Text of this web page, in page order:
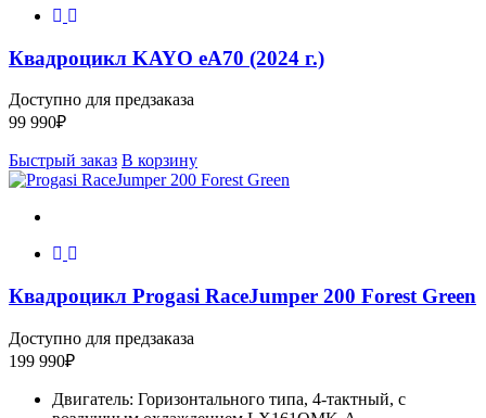
Квадроцикл KAYO еA70 (2024 г.)
Доступно для предзаказа
99 990₽
Быстрый заказ В корзину
Квадроцикл Progasi RaceJumper 200 Forest Green
Доступно для предзаказа
199 990₽
Двигатель: Горизонтального типа, 4-тактный, с